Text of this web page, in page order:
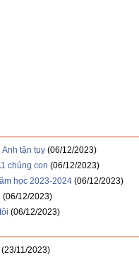
tận tụy (06/12/2023)
chúng con (06/12/2023)
học 2023-2024 (06/12/2023)
(06/12/2023)
(06/12/2023)
(23/11/2023)